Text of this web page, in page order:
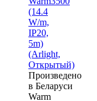
(14.4
W/m,
IP20,
5m)
(Arlight,
Открытый)
Произведено
в Беларуси
Warm